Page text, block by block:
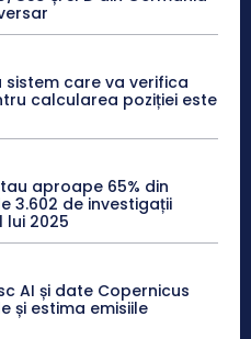
care va verifica
calcularea poziției este
aproape 65% din
3.602 de investigații
lui 2025
AI și date Copernicus
și estima emisiile